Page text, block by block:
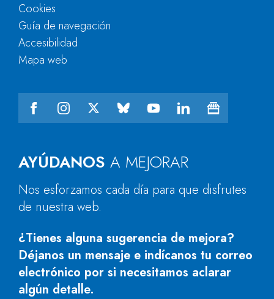
AYÚDANOS A MEJORAR
Nos esforzamos cada día para que disfrutes
de nuestra web.
¿Tienes alguna sugerencia de mejora?
Déjanos un mensaje e indícanos tu correo
electrónico por si necesitamos aclarar
algún detalle.
Cookies
Guía de navegación
Accesibilidad
Mapa web